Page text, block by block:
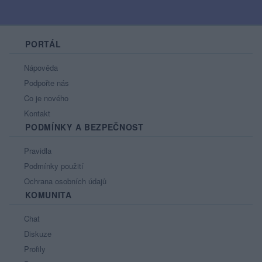
PORTÁL
Nápověda
Podpořte nás
Co je nového
Kontakt
PODMÍNKY A BEZPEČNOST
Pravidla
Podmínky použití
Ochrana osobních údajů
KOMUNITA
Chat
Diskuze
Profily